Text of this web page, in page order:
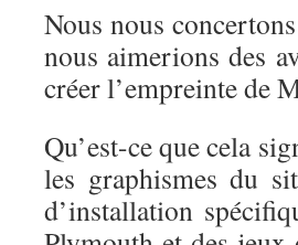
Nous nous
nous aimerions des
créer l’empreinte de
Qu’est-ce que cela
les graphismes du
d’installation